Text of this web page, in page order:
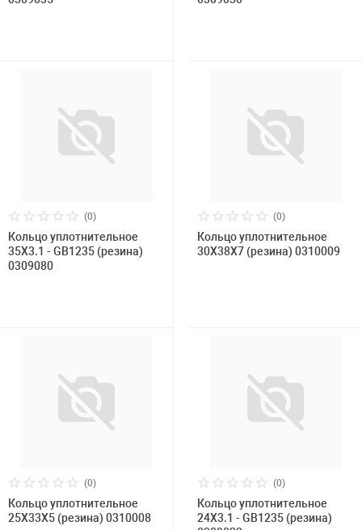
(0)
Кольцо уплотнительное
35X3.1 - GB1235 (резина)
0309080
(0)
Кольцо уплотнительное
30X38X7 (резина) 0310009
(0)
Кольцо уплотнительное
25X33X5 (резина) 0310008
(0)
Кольцо уплотнительное
24X3.1 - GB1235 (резина)